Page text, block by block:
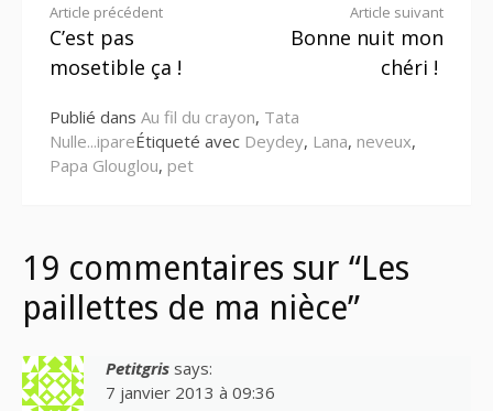
Lire
la
Article précédent
C’est pas
mosetible ça !
Article suivant
Bonne nuit mon
chéri !
Publié dans Au fil du crayon, Tata
Nulle...ipareÉtiqueté avec Deydey, Lana, neveux,
Papa Glouglou, pet
19 commentaires sur “Les
paillettes de ma nièce”
Petitgris says:
7 janvier 2013 à 09:36